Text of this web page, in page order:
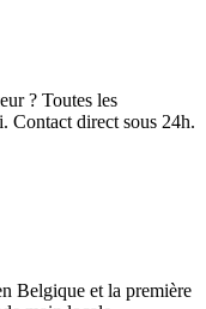
? Toutes les
Contact direct sous 24h.
Belgique et la première